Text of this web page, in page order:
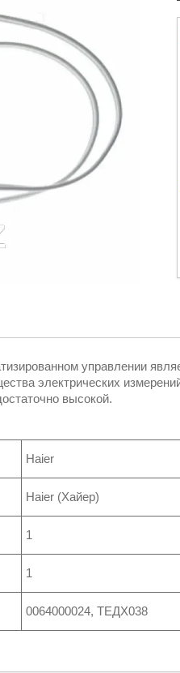
управлении
электрических
высокой.
Haier
Haier (Хайер)
1
1
0064000024, ТЕДХ038